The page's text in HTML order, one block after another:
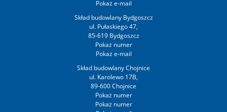
Skład budowlany Bydgoszcz
ul. Pułaskiego 47,
85-619 Bydgoszcz
Skład budowlany Chojnice
ul. Karolewo 17B,
89-600 Chojnice